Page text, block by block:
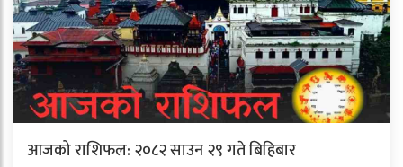
आजको राशिफल: २०८२ साउन २९ गते बिहिबार